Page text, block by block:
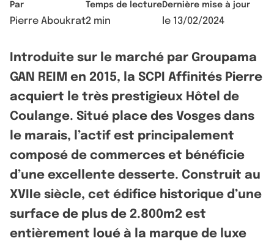
Par
Pierre Aboukrat
Temps de lecture
2 min
Dernière mise à jour
le 13/02/2024
Introduite sur le marché par Groupama
GAN REIM en 2015, la SCPI Affinités Pierre
acquiert le très prestigieux Hôtel de
Coulange. Situé place des Vosges dans
le marais, l’actif est principalement
composé de commerces et bénéficie
d’une excellente desserte. Construit au
XVIIe siècle, cet édifice historique d’une
surface de plus de 2.800m2 est
entièrement loué à la marque de luxe